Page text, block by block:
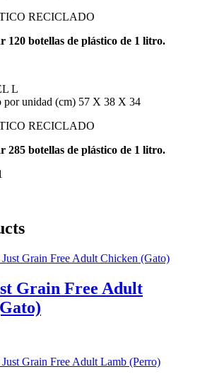
RECICLADO
120 botellas de plástico de 1 litro.
L
por unidad (cm) 57 X 38 X 34
RECICLADO
285 botellas de plástico de 1 litro.
Grain Free Adult